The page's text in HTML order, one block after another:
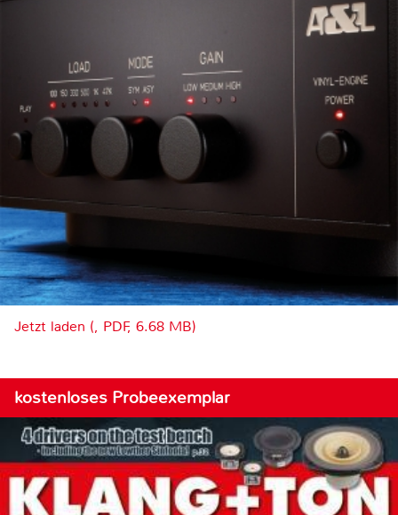
Jetzt laden (, PDF, 6.68 MB)
kostenloses Probeexemplar